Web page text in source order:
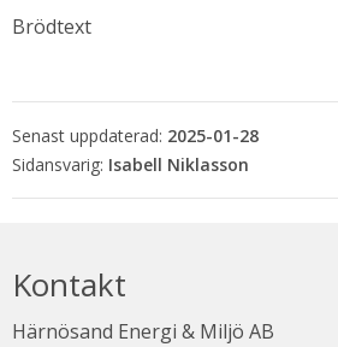
Brödtext
Senast uppdaterad: 2025-01-28
Isabell Niklasson
Kontakt
Härnösand Energi & Miljö AB